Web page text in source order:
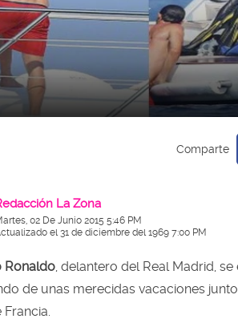
La Zona
02 De Junio 2015 5:46 PM
el 31 de diciembre del 1969 7:00 PM
Ronaldo , delantero del Real Madrid,
de unas merecidas vacaciones